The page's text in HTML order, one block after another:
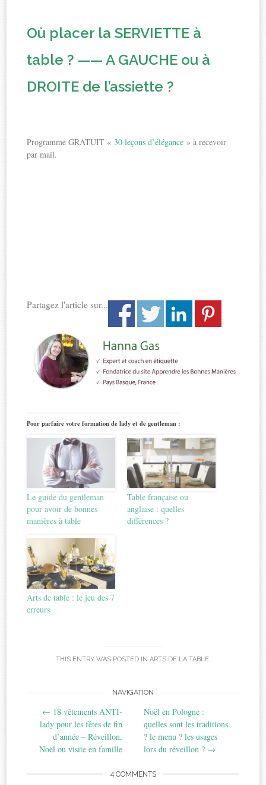
Où placer la SERVIETTE à
table ? —— A GAUCHE ou à
DROITE de l’assiette ?
Programme GRATUIT «30 leçons d’élégance » à recevoir
par mail.
Partagez l'article sur...
Pour parfaire votre formation de lady et de gentleman :
Le guide du gentleman
pour avoir de bonnes
manières à table
Table française ou
anglaise : quelles
différences ?
Arts de table : le jeu des 7
erreurs
THIS ENTRY WAS POSTED IN ARTS DE LA TABLE.
navigation
NAVIGATION
← 18 vêtements ANTI-
lady pour les fêtes de fin
d’année – Réveillon,
Noël ou visite en famille
Noël en Pologne :
quelles sont les traditions
? le menu ? les usages
lors du réveillon ? →
4 COMMENTS